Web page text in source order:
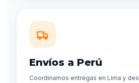
Envíos a Perú
Coordinamos entregas en Lima y